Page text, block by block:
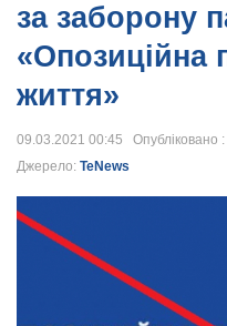
за заборону
«Опозиційна
життя»
09.03.2021 00:45 Опубліковано :
Джерело: TeNews